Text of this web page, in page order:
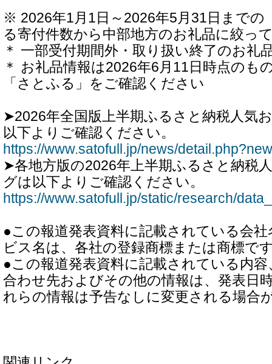
※ 2026年1月1日～2026年5月31日までの
る寄付件数から中部地方のお礼品に絞っ
＊ 一部受付期間外・取り扱い終了のお礼
＊ お礼品情報は2026年6月11日時点のも
「さとふる」をご確認ください
➤2026年全国版上半期ふるさと納税人気
以下よりご確認ください。
https://www.satofull.jp/news/
➤各地方版の2026年上半期ふるさと納税
グは以下よりご確認ください。
https://www.satofull.jp/static/research/
●この報道発表資料に記載されている会
ビス名は、各社の登録商標または商標で
●この報道発表資料に記載されている内
合わせ先およびその他の情報は、発表日
れらの情報は予告なしに変更される場合